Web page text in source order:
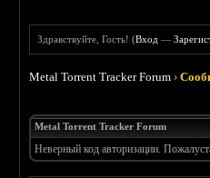
Здравствуйте, Гость! (Вход —
Metal Torrent Tracker Forum ›
Metal Torrent Tracker Forum
Неверный код авторизации.